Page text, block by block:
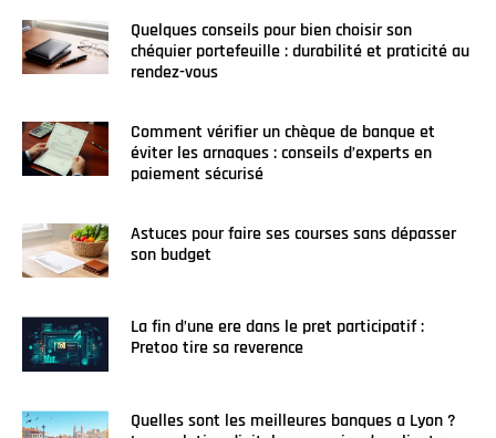
Quelques conseils pour bien choisir son
chéquier portefeuille : durabilité et praticité au
rendez-vous
Comment vérifier un chèque de banque et
éviter les arnaques : conseils d’experts en
paiement sécurisé
Astuces pour faire ses courses sans dépasser
son budget
La fin d’une ere dans le pret participatif :
Pretoo tire sa reverence
Quelles sont les meilleures banques a Lyon ?